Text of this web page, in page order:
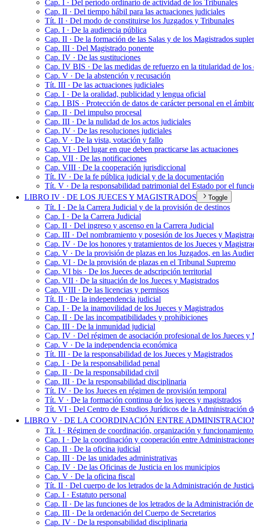
Cap. I · Del período ordinario de actividad de los Tribunales
Cap. II · Del tiempo hábil para las actuaciones judiciales
Tít. II · Del modo de constituirse los Juzgados y Tribunales
Cap. I · De la audiencia pública
Cap. II · De la formación de las Salas y de los Magistrados
Cap. III · Del Magistrado ponente
Cap. IV · De las sustituciones
Cap. IV BIS · De las medidas de refuerzo en la titularidad de los
Cap. V · De la abstención y recusación
Tít. III · De las actuaciones judiciales
Cap. I · De la oralidad, publicidad y lengua oficial
Cap. I BIS · Protección de datos de carácter personal en el
Cap. II · Del impulso procesal
Cap. III · De la nulidad de los actos judiciales
Cap. IV · De las resoluciones judiciales
Cap. V · De la vista, votación y fallo
Cap. VI · Del lugar en que deben practicarse las actuaciones
Cap. VII · De las notificaciones
Cap. VIII · De la cooperación jurisdiccional
Tít. IV · De la fe pública judicial y de la documentación
Tít. V · De la responsabilidad patrimonial del Estado por el
LIBRO IV · DE LOS JUECES Y MAGISTRADOS
Toggle
Tít. I · De la Carrera Judicial y de la provisión de destinos
Cap. I · De la Carrera Judicial
Cap. II · Del ingreso y ascenso en la Carrera Judicial
Cap. III · Del nombramiento y posesión de los Jueces y
Cap. IV · De los honores y tratamientos de los Jueces y
Cap. V · De la provisión de plazas en los Juzgados, en las
Cap. VI · De la provisión de plazas en el Tribunal Supremo
Cap. VI bis · De los Jueces de adscripción territorial
Cap. VII · De la situación de los Jueces y Magistrados
Cap. VIII · De las licencias y permisos
Tít. II · De la independencia judicial
Cap. I · De la inamovilidad de los Jueces y Magistrados
Cap. II · De las incompatibilidades y prohibiciones
Cap. III · De la inmunidad judicial
Cap. IV · Del régimen de asociación profesional de los Jueces y
Cap. V · De la independencia económica
Tít. III · De la responsabilidad de los Jueces y Magistrados
Cap. I · De la responsabilidad penal
Cap. II · De la responsabilidad civil
Cap. III · De la responsabilidad disciplinaria
Tít. IV · De los Jueces en régimen de provisión temporal
Tít. V · De la formación continua de los jueces y magistrados
Tít. VI · Del Centro de Estudios Jurídicos de la Administración
LIBRO V · DE LA COORDINACIÓN ENTRE
Tít. I · Régimen de coordinación, organización y
Cap. I · De la coordinación y cooperación entre
Cap. II · De la oficina judicial
Cap. III · De las unidades administrativas
Cap. IV · De las Oficinas de Justicia en los municipios
Cap. V · De la oficina fiscal
Tít. II · Del cuerpo de los letrados de la Administración de
Cap. I · Estatuto personal
Cap. II · De las funciones de los letrados de la Administración de
Cap. III · De la ordenación del Cuerpo de Secretarios
Cap. IV · De la responsabilidad disciplinaria